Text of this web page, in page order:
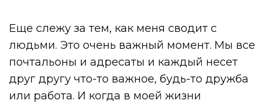
Еще слежу за тем, как меня сводит с
людьми. Это очень важный момент. Мы все
почтальоны и адресаты и каждый несет
друг другу что-то важное, будь-то дружба
или работа. И когда в моей жизни